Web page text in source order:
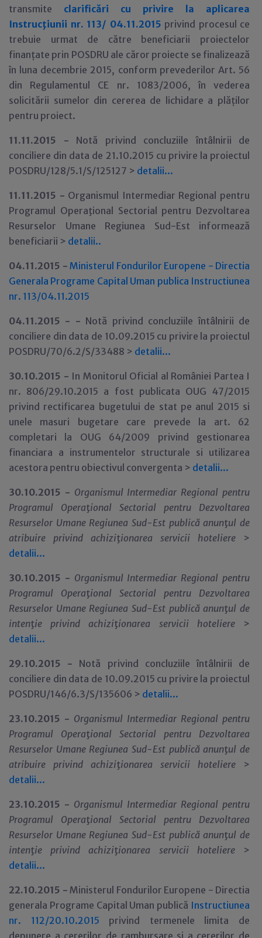
transmite clarificări cu privire la aplicarea
Instrucţiunii nr. 113/ 04.11.2015 privind procesul ce
trebuie urmat de către beneficiarii proiectelor
finanțate prin POSDRU ale căror proiecte se finalizează
în luna decembrie 2015, conform prevederilor Art. 56
din Regulamentul CE nr. 1083/2006, în vederea
solicitării sumelor din cererea de lichidare a plăților
pentru proiect.
11.11.2015 - Notă privind concluziile întâlnirii de
conciliere din data de 21.10.2015 cu privire la proiectul
POSDRU/128/5.1/S/125127 > detalii...
11.11.2015 - Organismul Intermediar Regional pentru
Programul Operaţional Sectorial pentru Dezvoltarea
Resurselor Umane Regiunea Sud-Est informează
beneficiarii > detalii..
04.11.2015 - Ministerul Fondurilor Europene - Directia
Generala Programe Capital Uman publica Instructiunea
nr. 113/04.11.2015
04.11.2015 - - Notă privind concluziile întâlnirii de
conciliere din data de 10.09.2015 cu privire la proiectul
POSDRU/70/6.2/S/33488 > detalii...
30.10.2015 - In Monitorul Oficial al României Partea I
nr. 806/29.10.2015 a fost publicata OUG 47/2015
privind rectificarea bugetului de stat pe anul 2015 si
unele masuri bugetare care prevede la art. 62
completari la OUG 64/2009 privind gestionarea
financiara a instrumentelor structurale si utilizarea
acestora pentru obiectivul convergenta > detalii...
30.10.2015 - Organismul Intermediar Regional pentru
Programul Operaţional Sectorial pentru Dezvoltarea
Resurselor Umane Regiunea Sud-Est publică anunţul de
atribuire privind achiziţionarea servicii hoteliere >
detalii...
30.10.2015 - Organismul Intermediar Regional pentru
Programul Operaţional Sectorial pentru Dezvoltarea
Resurselor Umane Regiunea Sud-Est publică anunţul de
intenţie privind achiziţionarea servicii hoteliere >
detalii...
29.10.2015 - Notă privind concluziile întâlnirii de
conciliere din data de 10.09.2015 cu privire la proiectul
POSDRU/146/6.3/S/135606 > detalii...
23.10.2015 - Organismul Intermediar Regional pentru
Programul Operaţional Sectorial pentru Dezvoltarea
Resurselor Umane Regiunea Sud-Est publică anunţul de
atribuire privind achiziţionarea servicii hoteliere >
detalii...
23.10.2015 - Organismul Intermediar Regional pentru
Programul Operaţional Sectorial pentru Dezvoltarea
Resurselor Umane Regiunea Sud-Est publică anunţul de
intenţie privind achiziţionarea servicii hoteliere >
detalii...
22.10.2015 - Ministerul Fondurilor Europene - Directia
generala Programe Capital Uman publică Instructiunea
nr. 112/20.10.2015 privind termenele limita de
depunere a cererilor de rambursare și a cererilor de